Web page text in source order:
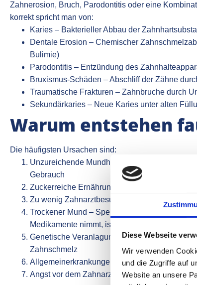
Diese Webseite
Wir verwenden
und die Zugriffe auf
Website an unsere
Zahnerosion, Bruch, Parodontitis oder eine
korrekt spricht man von:
Karies – Bakterieller Abbau der
Dentale Erosion – Chemischer
Bulimie)
Parodontitis – Entzündung des
Bruxismus-Schäden – Abschliff der Zähne
Traumatische Frakturen – Zahnbruche durch
Sekundärkaries – Neue Karies unter alten
Warum entstehen
Die häufigsten Ursachen sind:
Unzureichende Mundhygiene – Zu seltenes
Gebrauch
Zuckerreiche Ernährung – Zucker ist das
Zu wenig Zahnarztbesuche – Karies wird erst
Trockener Mund – Speichel neutralisiert
Medikamente nimmt, ist anfälliger
Genetische Veranlagung – Manche Menschen
Zahnschmelz
Allgemeinerkrankungen – Diabetes,
Angst vor dem Zahnarzt – Der häufigste